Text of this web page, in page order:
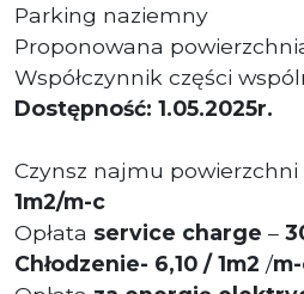
Parking naziemny
Proponowana
Współczynnik części
Dostępność: 1.05.2025r.
Czynsz najmu
1m2/m-c
Opłata service charge – 3
Chłodzenie- 6,10 / 1m2 /